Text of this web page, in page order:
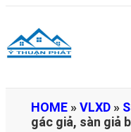
HOME »VLXD »
gác giả, sàn giả